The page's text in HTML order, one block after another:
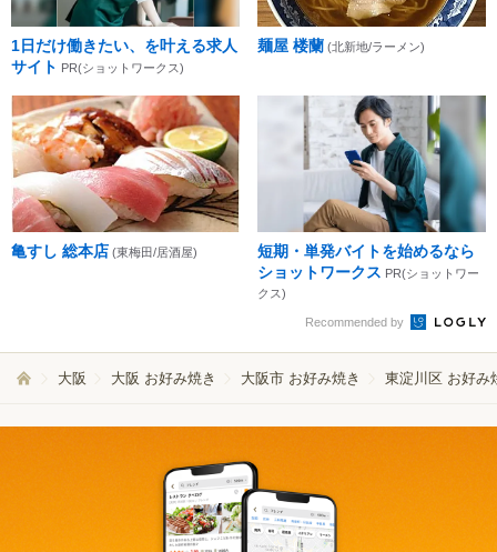
1日だけ働きたい、を叶える求人
サイト PR(ショットワークス)
麺屋 楼蘭 (北新地/ラーメン)
亀すし 総本店 (東梅田/居酒屋)
短期・単発バイトを始めるなら
ショットワークス PR(ショットワー
クス)
Recommended by
大阪 大阪 お好み焼き 大阪市 お好み焼き 東淀川区 お好み